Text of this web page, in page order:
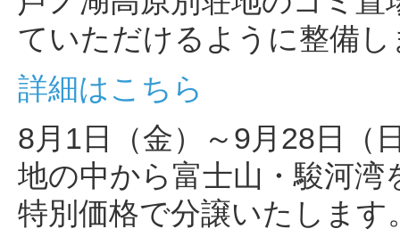
ていただけるように整備
詳細はこちら
8月1日（金）～9月28日（
地の中から富士山・駿河
特別価格で分譲いたします